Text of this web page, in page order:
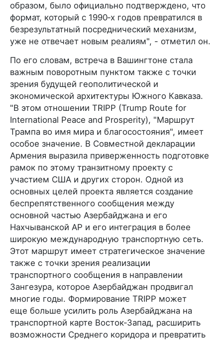
образом, было официально подтверждено, что
формат, который с 1990‑х годов превратился в
безрезультатный посреднический механизм,
уже не отвечает новым реалиям", - отметил он.
По его словам, встреча в Вашингтоне стала
важным поворотным пунктом также с точки
зрения будущей геополитической и
экономической архитектуры Южного Кавказа.
"В этом отношении TRIPP (Trump Route for
International Peace and Prosperity), "Маршрут
Трампа во имя мира и благосостояния", имеет
особое значение. В Совместной декларации
Армения выразила приверженность подготовке
рамок по этому транзитному проекту с
участием США и других сторон. Одной из
основных целей проекта является создание
беспрепятственного сообщения между
основной частью Азербайджана и его
Нахчыванской АР и его интеграция в более
широкую международную транспортную сеть.
Этот маршрут имеет стратегическое значение
также с точки зрения реализации
транспортного сообщения в направлении
Зангезура, которое Азербайджан продвигал
многие годы. Формирование TRIPP может
еще больше усилить роль Азербайджана на
транспортной карте Восток-Запад, расширить
возможности Среднего коридора и превратить